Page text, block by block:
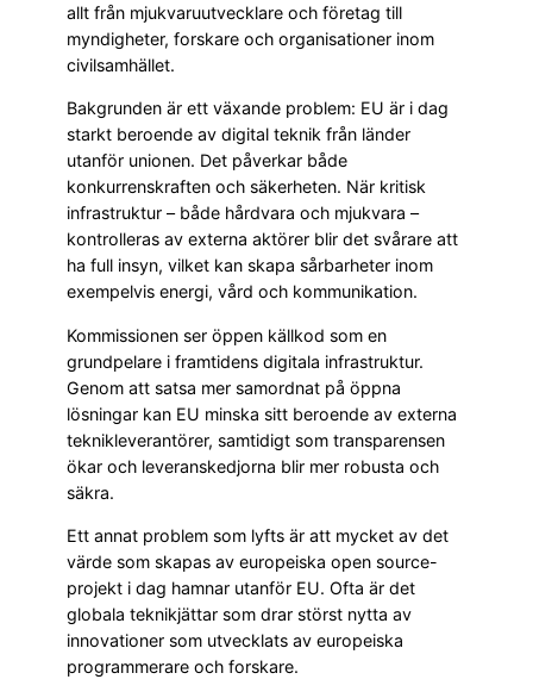
allt från mjukvaruutvecklare och företag till
myndigheter, forskare och organisationer inom
civilsamhället.
Bakgrunden är ett växande problem: EU är i dag
starkt beroende av digital teknik från länder
utanför unionen. Det påverkar både
konkurrenskraften och säkerheten. När kritisk
infrastruktur – både hårdvara och mjukvara –
kontrolleras av externa aktörer blir det svårare att
ha full insyn, vilket kan skapa sårbarheter inom
exempelvis energi, vård och kommunikation.
Kommissionen ser öppen källkod som en
grundpelare i framtidens digitala infrastruktur.
Genom att satsa mer samordnat på öppna
lösningar kan EU minska sitt beroende av externa
teknikleverantörer, samtidigt som transparensen
ökar och leveranskedjorna blir mer robusta och
säkra.
Ett annat problem som lyfts är att mycket av det
värde som skapas av europeiska open source-
projekt i dag hamnar utanför EU. Ofta är det
globala teknikjättar som drar störst nytta av
innovationer som utvecklats av europeiska
programmerare och forskare.